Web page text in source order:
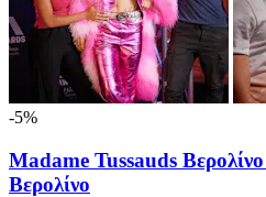
-5%
Madame Tussauds
Βερολίνο